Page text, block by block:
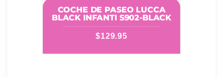
COCHE DE PASEO LUCCA
BLACK INFANTI S902-BLACK
$129.95